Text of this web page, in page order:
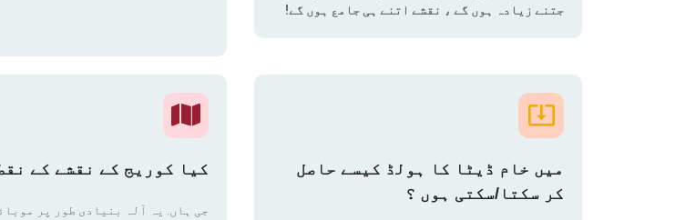
جتنے زیادہ ہوں گے ، نقشے اتنے ہی جامع ہوں گے!
میں خام ڈیٹا کا ہولڈ کیسے حاصل
کر سکتا/سکتی ہوں ؟
کیا کوریج کے نقشے کے
جی ہاں. یہ آلہ بنیادی طور پر